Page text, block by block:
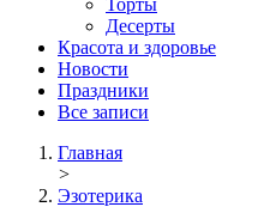
Торты
Десерты
Красота и здоровье
Новости
Праздники
Все записи
Главная
>
Эзотерика